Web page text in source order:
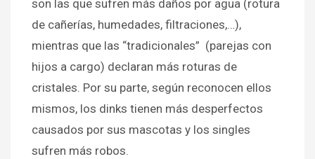
son las que sufren más daños por agua (rotura
de cañerías, humedades, filtraciones,…),
mientras que las “tradicionales” (parejas con
hijos a cargo) declaran más roturas de
cristales. Por su parte, según reconocen ellos
mismos, los dinks tienen más desperfectos
causados por sus mascotas y los singles
sufren más robos.